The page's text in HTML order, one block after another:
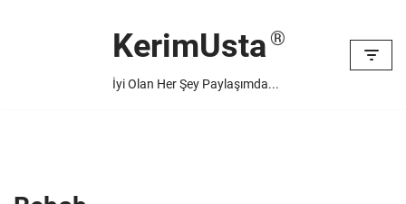
KerimUsta
İyi Olan Her Şey Paylaşımda...